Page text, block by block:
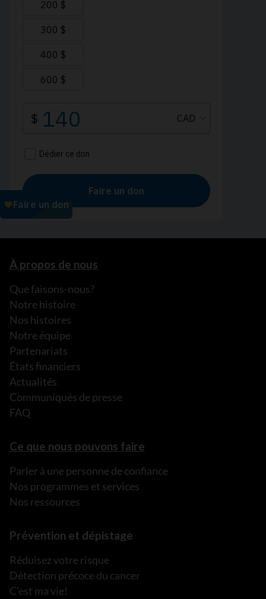
À propos de nous
Que faisons-nous?
Notre histoire
Nos histoires
Notre équipe
Partenariats
États financiers
Actualités
Communiqués de presse
FAQ
Ce que nous pouvons faire
Parler à une personne de confiance
Nos programmes et services
Nos ressources
Prévention et dépistage
Réduisez votre risque
Détection précoce du cancer
C’est ma vie!